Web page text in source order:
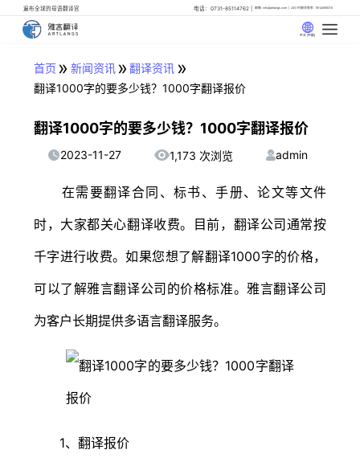
遍布全球的母语翻译官 电话：0731-85114762 邮箱: info@artlangs.com 24小时翻译管家: 18142666316
中文 (中国)
首页 » 新闻资讯» 翻译资讯 »
翻译1000字的要多少钱？1000字翻译报价
翻译1000字的要多少钱？1000字翻译报价
2023-11-27 1,173 次浏览 admin
在需要翻译合同、标书、手册、论文等文件
时，大家都关心翻译收费。目前，翻译公司通常按
千字进行收费。如果您想了解翻译1000字的价格，
可以了解雅言翻译公司的价格标准。雅言翻译公司
为客户长期提供多语言翻译服务。
1、翻译报价